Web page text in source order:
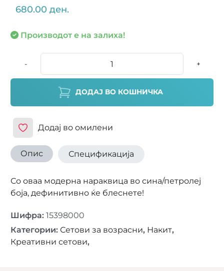
680.00 ден.
Производот е на залиха!
- +
ДОДАЈ ВО КОШНИЧКА
Додај во омилени
Опис Спецификација
Со оваа модерна нараквица во сина/петролеј
боја, дефинитивно ќе блеснете!
Шифра: 15398000
Категории: Сетови за возрасни, Накит,
Креативни сетови,